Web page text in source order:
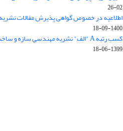
02-26
اطلاعیه در خصوص گواهی پذیرش مقالات نشریه
1400-09-18
کسب رتبه A "الف" نشریه مهندسی سازه و ساخت
1399-06-18